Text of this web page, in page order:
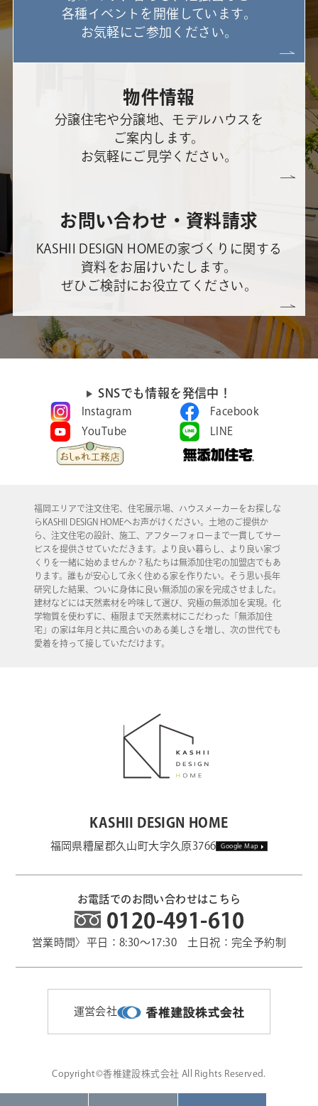
各種イベントを開催しています。
お気軽にご参加ください。
物件情報
分譲住宅や分譲地、モデルハウスを
ご案内します。
お気軽にご見学ください。
お問い合わせ・資料請求
KASHII DESIGN HOMEの家づくりに関する
資料をお届けいたします。
ぜひご検討にお役立てください。
SNSでも情報を発信中！
Instagram
Facebook
YouTube
LINE
福岡エリアで注文住宅、住宅展示場、ハウスメーカーをお探しな
らKASHII DESIGN HOMEへお声がけください。土地のご提供か
ら、注文住宅の設計、施工、アフターフォローまで一貫してサー
ビスを提供させていただきます。より良い暮らし、より良い家づ
くりを一緒に始めませんか？私たちは無添加住宅の加盟店でもあ
ります。誰もが安心して永く住める家を作りたい。そう思い長年
研究した結果、ついに身体に良い無添加の家を完成させました。
建材などには天然素材を吟味して選び、究極の無添加を実現。化
学物質を使わずに、極限まで天然素材にこだわった「無添加住
宅」の家は年月と共に風合いのある美しさを増し、次の世代でも
愛着を持って接していただけます。
KASHII DESIGN HOME
福岡県糟屋郡久山町大字久原3766 Google Map
お電話でのお問い合わせはこちら
0120-491-610
営業時間〉平日：8:30～17:30 土日祝：完全予約制
運営会社
Copyright©香椎建設株式会社 All Rights Reserved.